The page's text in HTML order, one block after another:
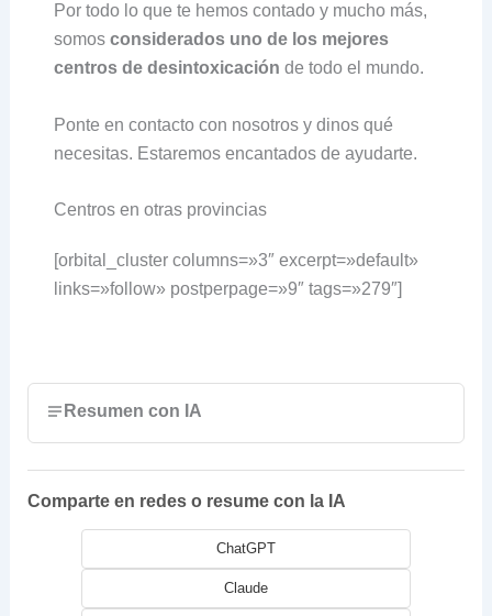
Por todo lo que te hemos contado y mucho más,
somos considerados uno de los mejores
centros de desintoxicación de todo el mundo.
Ponte en contacto con nosotros y dinos qué
necesitas. Estaremos encantados de ayudarte.
Centros en otras provincias
[orbital_cluster columns=»3″ excerpt=»default»
links=»follow» postperpage=»9″ tags=»279″]
Resumen con IA
Comparte en redes o resume con la IA
ChatGPT
Claude